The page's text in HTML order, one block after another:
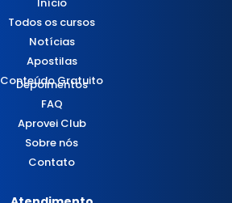
Todos os cursos
Notícias
Apostilas
Conteúdo Gratuito
Depoimentos
FAQ
Aprovei Club
Sobre nós
Contato